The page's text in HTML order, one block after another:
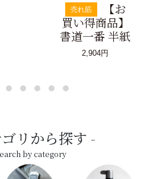
売れ筋
【お
買い得商品】
書道一番 半紙
2,904円
リから探す
by category